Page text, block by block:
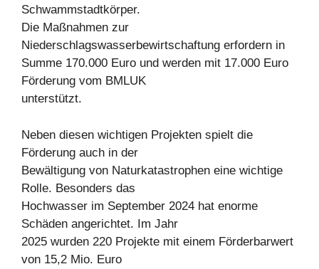
Schwammstadtkörper.
Die Maßnahmen zur
Niederschlagswasserbewirtschaftung erfordern in
Summe 170.000 Euro und werden mit 17.000 Euro
Förderung vom BMLUK
unterstützt.
Neben diesen wichtigen Projekten spielt die
Förderung auch in der
Bewältigung von Naturkatastrophen eine wichtige
Rolle. Besonders das
Hochwasser im September 2024 hat enorme
Schäden angerichtet. Im Jahr
2025 wurden 220 Projekte mit einem Förderbarwert
von 15,2 Mio. Euro